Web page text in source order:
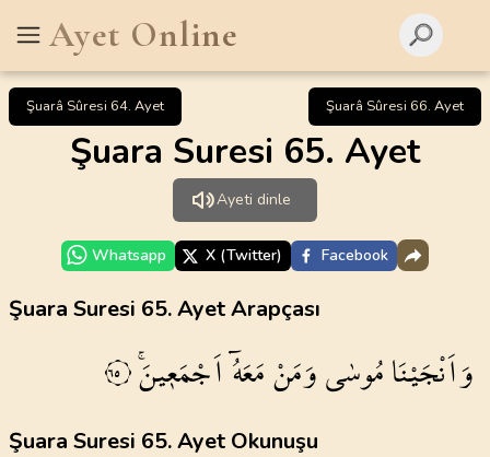
Ayet Online
Şuarâ Sûresi 64. Ayet Şuarâ Sûresi 66. Ayet
Şuara Suresi 65. Ayet
Ayeti dinle
Whatsapp X (Twitter) Facebook
Şuara Suresi 65. Ayet Arapçası
وَاَنْجَيْنَامُوسٰىوَمَنْمَعَهُٓاَجْمَع۪ينَۚ ٦٥
Şuara Suresi 65. Ayet Okunuşu